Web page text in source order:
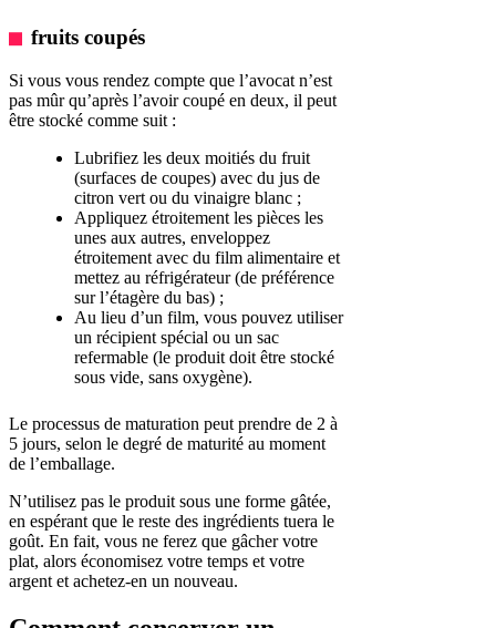
fruits coupés
Si vous vous rendez compte que l’avocat n’est
pas mûr qu’après l’avoir coupé en deux, il peut
être stocké comme suit :
Lubrifiez les deux moitiés du fruit
(surfaces de coupes) avec du jus de
citron vert ou du vinaigre blanc ;
Appliquez étroitement les pièces les
unes aux autres, enveloppez
étroitement avec du film alimentaire et
mettez au réfrigérateur (de préférence
sur l’étagère du bas) ;
Au lieu d’un film, vous pouvez utiliser
un récipient spécial ou un sac
refermable (le produit doit être stocké
sous vide, sans oxygène).
Le processus de maturation peut prendre de 2 à
5 jours, selon le degré de maturité au moment
de l’emballage.
N’utilisez pas le produit sous une forme gâtée,
en espérant que le reste des ingrédients tuera le
goût. En fait, vous ne ferez que gâcher votre
plat, alors économisez votre temps et votre
argent et achetez-en un nouveau.